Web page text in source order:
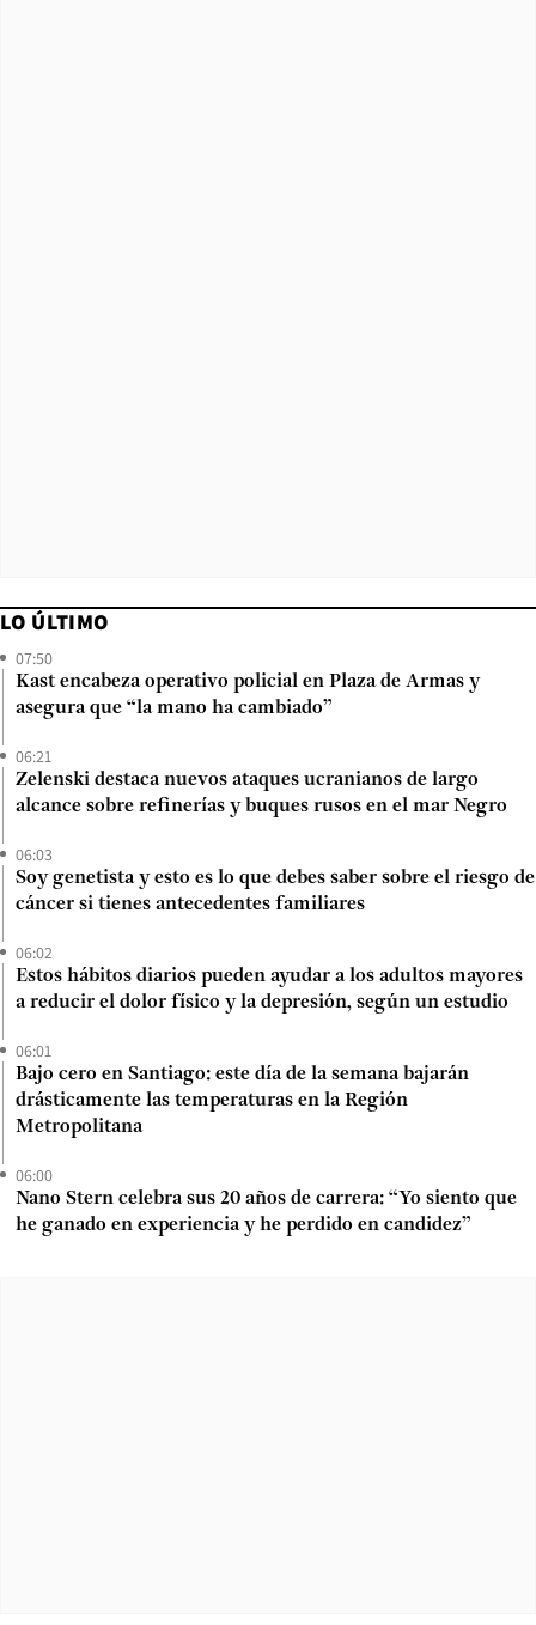
LO ÚLTIMO
07:50
Kast encabeza operativo policial en Plaza de Armas y
asegura que “la mano ha cambiado”
06:21
Zelenski destaca nuevos ataques ucranianos de largo
alcance sobre refinerías y buques rusos en el mar Negro
06:03
Soy genetista y esto es lo que debes saber sobre el riesgo de
cáncer si tienes antecedentes familiares
06:02
Estos hábitos diarios pueden ayudar a los adultos mayores
a reducir el dolor físico y la depresión, según un estudio
06:01
Bajo cero en Santiago: este día de la semana bajarán
drásticamente las temperaturas en la Región
Metropolitana
06:00
Nano Stern celebra sus 20 años de carrera: “Yo siento que
he ganado en experiencia y he perdido en candidez”